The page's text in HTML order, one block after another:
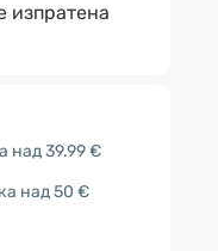
изпратена
над 39.99 €
над 50 €